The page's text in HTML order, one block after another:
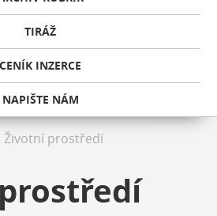
TIRÁŽ
CENÍK INZERCE
NAPIŠTE NÁM
Životní prostředí